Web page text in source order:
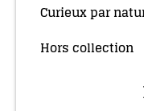
Curieux par
Hors collection